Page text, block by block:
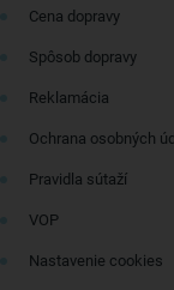
Cena dopravy
Spôsob dopravy
Reklamácia
Ochrana osobných
Pravidla sútaží
VOP
Nastavenie cookies